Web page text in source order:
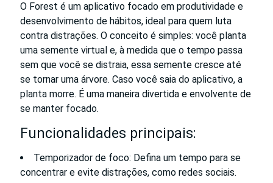
O Forest é um aplicativo focado em produtividade e
desenvolvimento de hábitos, ideal para quem luta
contra distrações. O conceito é simples: você planta
uma semente virtual e, à medida que o tempo passa
sem que você se distraia, essa semente cresce até
se tornar uma árvore. Caso você saia do aplicativo, a
planta morre. É uma maneira divertida e envolvente de
se manter focado.
Funcionalidades principais:
Temporizador de foco: Defina um tempo para se
concentrar e evite distrações, como redes sociais.